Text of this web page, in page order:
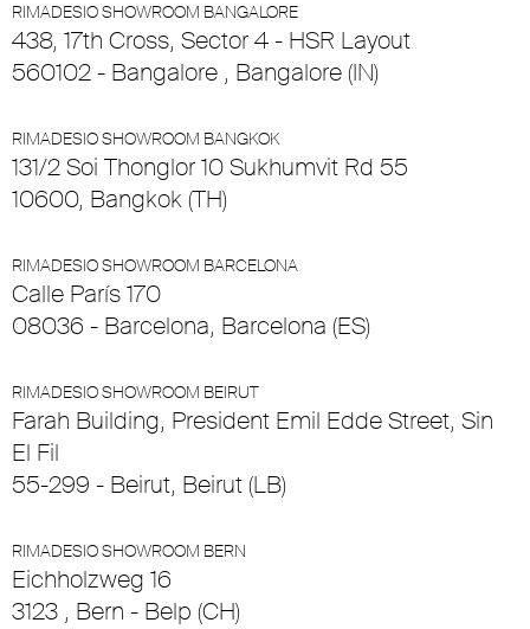
RIMADESIO SHOWROOM BANGALORE
438, 17th Cross, Sector 4 - HSR Layout
560102 - Bangalore , Bangalore (IN)
RIMADESIO SHOWROOM BANGKOK
131/2 Soi Thonglor 10 Sukhumvit Rd 55
10600, Bangkok (TH)
RIMADESIO SHOWROOM BARCELONA
Calle París 170
08036 - Barcelona, Barcelona (ES)
RIMADESIO SHOWROOM BEIRUT
Farah Building, President Emil Edde Street, Sin
El Fil
55-299 - Beirut, Beirut (LB)
RIMADESIO SHOWROOM BERN
Eichholzweg 16
3123 , Bern - Belp (CH)